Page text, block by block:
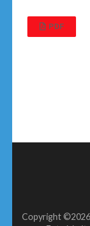
PDF
Copyright ©2026